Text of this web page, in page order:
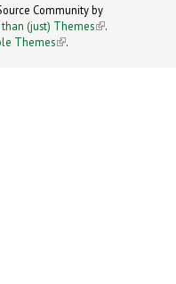
Community by
(just) Themes (link is
.
Themes
(link is
.